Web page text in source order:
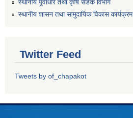
स्थानीय पूर्वाधार तथा कृषि सडक विभाग
स्थानीय शासन तथा सामुदायिक विकास कार्यक्रम
Twitter Feed
Tweets by of_chapakot